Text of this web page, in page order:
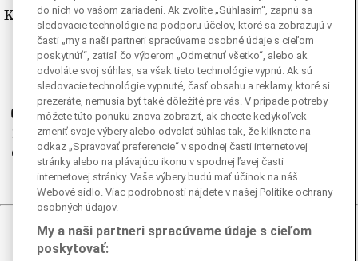
Kde nás nájdete
Facebook
Instagram
Ganjing
Youtube
Twitter
Telegram
RSS
© 2026 Epoch Times Slovensko
do nich vo vašom zariadení. Ak zvolíte „Súhlasím“, zapnú sa
sledovacie technológie na podporu účelov, ktoré sa zobrazujú v
časti „my a naši partneri spracúvame osobné údaje s cieľom
poskytnúť“, zatiaľ čo výberom „Odmetnuť všetko“, alebo ak
odvoláte svoj súhlas, sa však tieto technológie vypnú. Ak sú
sledovacie technológie vypnuté, časť obsahu a reklamy, ktoré si
prezeráte, nemusia byť také dôležité pre vás. V prípade potreby
môžete túto ponuku znova zobraziť, ak chcete kedykoľvek
zmeniť svoje výbery alebo odvolať súhlas tak, že kliknete na
odkaz „Spravovať preferencie“ v spodnej časti internetovej
stránky alebo na plávajúcu ikonu v spodnej ľavej časti
internetovej stránky. Vaše výbery budú mať účinok na náš
Webové sídlo. Viac podrobností nájdete v našej Politike ochrany
osobných údajov.
My a naši partneri spracúvame údaje s cieľom
poskytovať: